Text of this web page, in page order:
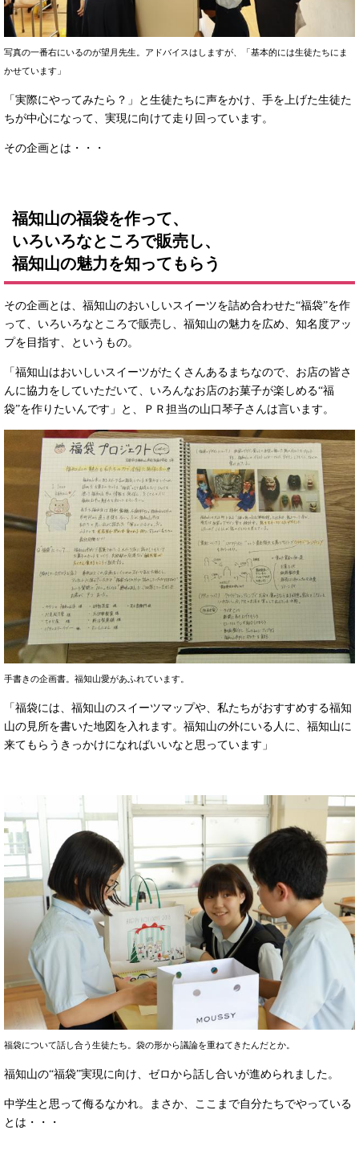
写真の一番右にいるのが望月先生。アドバイスはしますが、「基本的には生徒たちにま
かせています」
「実際にやってみたら？」と生徒たちに声をかけ、手を上げた生徒た
ちが中心になって、実現に向けて走り回っています。
その企画とは・・・
福知山の福袋を作って、
いろいろなところで販売し、
福知山の魅力を知ってもらう
その企画とは、福知山のおいしいスイーツを詰め合わせた“福袋”を作
って、いろいろなところで販売し、福知山の魅力を広め、知名度アッ
プを目指す、というもの。
「福知山はおいしいスイーツがたくさんあるまちなので、お店の皆さ
んに協力をしていただいて、いろんなお店のお菓子が楽しめる“福
袋”を作りたいんです」と、ＰＲ担当の山口琴子さんは言います。
手書きの企画書。福知山愛があふれています。
「福袋には、福知山のスイーツマップや、私たちがおすすめする福知
山の見所を書いた地図を入れます。福知山の外にいる人に、福知山に
来てもらうきっかけになればいいなと思っています」
福袋について話し合う生徒たち。袋の形から議論を重ねてきたんだとか。
福知山の“福袋”実現に向け、ゼロから話し合いが進められました。
中学生と思って侮るなかれ。まさか、ここまで自分たちでやっている
とは・・・